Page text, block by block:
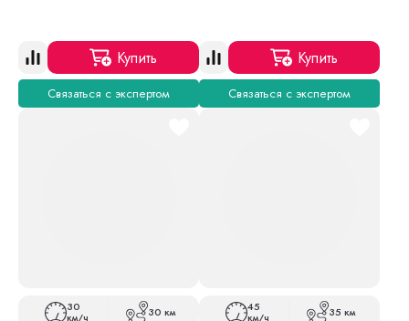
Купить
Связаться с экспертом
Купить
Связаться с экспертом
30
км/ч 30 км 45
км/ч 35 км